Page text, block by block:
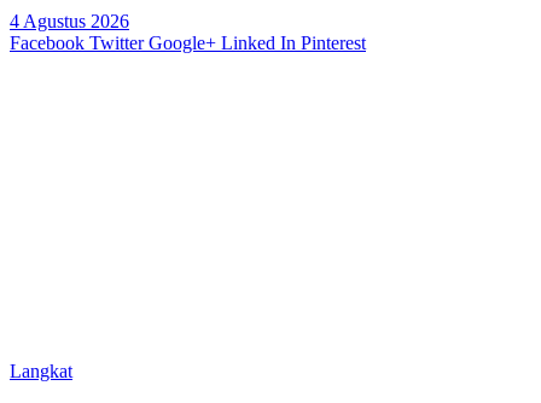
4 Agustus 2026
Facebook Twitter Google+ Linked In Pinterest
Langkat